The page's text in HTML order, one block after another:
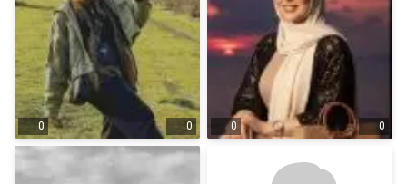
0 0 0 0